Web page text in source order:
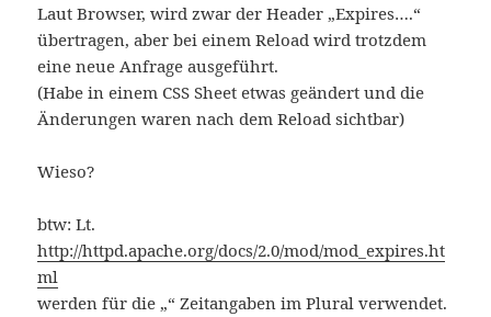
Laut Browser, wird zwar der Header „Expires….“
übertragen, aber bei einem Reload wird trotzdem
eine neue Anfrage ausgeführt.
(Habe in einem CSS Sheet etwas geändert und die
Änderungen waren nach dem Reload sichtbar)
Wieso?
btw: Lt.
http://httpd.apache.org/docs/2.0/mod/mod_expires.ht
ml
werden für die „“ Zeitangaben im Plural verwendet.